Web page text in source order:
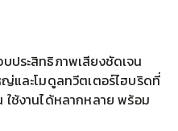
ประสิทธิภาพเสียงชัดเจน
และโมดูลทวีตเตอร์ไฮบริดที่
ช้งานได้หลากหลาย พร้อม